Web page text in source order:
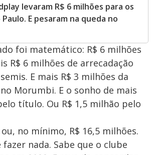
levaram R$ 6 milhões para os
E pesaram na queda no
foi matemático: R$ 6 milhões
R$ 6 milhões de arrecadação
E mais R$ 3 milhões da
Morumbi. E o sonho de mais
título. Ou R$ 1,5 milhão pelo
no mínimo, R$ 16,5 milhões.
fazer nada. Sabe que o clube